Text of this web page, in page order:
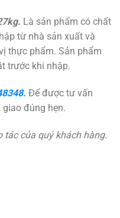
Là sản phẩm có chất
từ nhà sản xuất và
thực phẩm. Sản phẩm
trước khi nhập.
. Để được tư vấn
giao đúng hẹn.
tác của quý khách hàng.